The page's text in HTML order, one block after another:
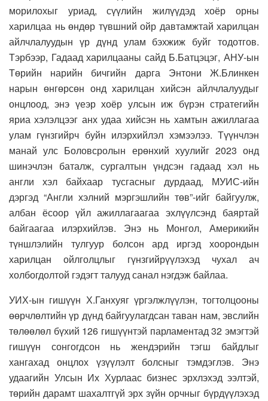
морилохыг уриад, сүүлийн жилүүдэд хоёр орны
харилцаа нь өндөр түвшний ойр давтамжтай харилцан
айлчлалуудын үр дүнд улам бэхжиж буйг тодотгов.
Тэрбээр, Гадаад харилцааны сайд Б.Батцэцэг, АНУ-ын
Төрийн нарийн бичгийн дарга Энтони Ж.Блинкен
нарын өнгөрсөн онд харилцан хийсэн айлчлалуудыг
онцлоод, энэ үеэр хоёр улсын иж бүрэн стратегийн
яриа хэлэлцээг анх удаа хийсэн нь хамтын ажиллагаа
улам гүнзгийрч буйн илэрхийлэл хэмээлээ. Түүнчлэн
манай улс Боловсролын ерөнхий хуулийг 2023 онд
шинэчлэн баталж, сургалтын үндсэн гадаад хэл нь
англи хэл байхаар тусгасныг дурдаад, МУИС-ийн
дэргэд “Англи хэлний мэргэшлийн төв”-ийг байгуулж,
албан ёсоор үйл ажиллагаагаа эхлүүлсэнд баяртай
байгаагаа илэрхийлэв. Энэ нь Монгол, Америкийн
түншлэлийн тулгуур болсон ард иргэд хоорондын
харилцан ойлголцлыг гүнзгийрүүлэхэд чухал ач
холбогдолтой гэдэгт талууд санал нэгдэж байлаа.
УИХ-ын гишүүн Х.Ганхуяг үргэлжлүүлэн, тогтолцооны
өөрчлөлтийн үр дүнд байгуулагдсан таван нам, эвслийн
төлөөлөл бүхий 126 гишүүнтэй парламентад 32 эмэгтэй
гишүүн сонгогдсон нь жендэрийн тэгш байдлыг
хангахад онцлох үзүүлэлт болсныг тэмдэглэв. Энэ
удаагийн Улсын Их Хурлаас бизнес эрхлэхэд ээлтэй,
төрийн дарамт шахалтгүй эрх зүйн орчныг бүрдүүлэхэд